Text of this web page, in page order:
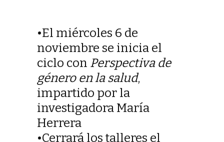
•El miércoles 6 de
noviembre se inicia el
ciclo con Perspectiva de
género en la salud,
impartido por la
investigadora María
Herrera
•Cerrará los talleres el